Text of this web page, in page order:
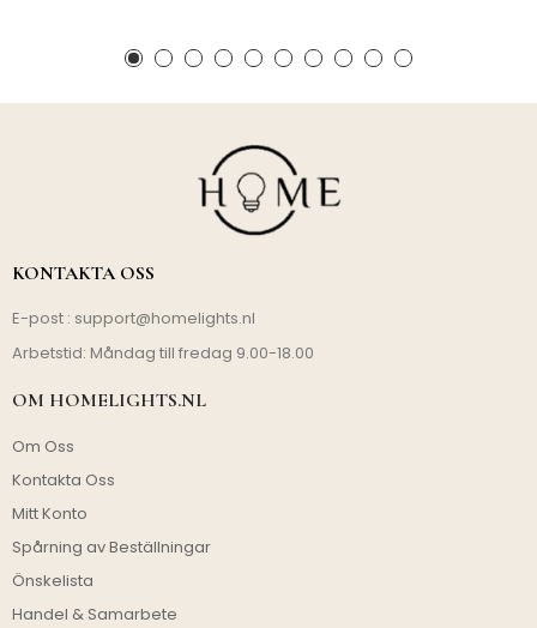
KONTAKTA OSS
E-post : support@homelights.nl
Arbetstid: Måndag till fredag 9.00-18.00
OM HOMELIGHTS.NL
Om Oss
Kontakta Oss
Mitt Konto
Spårning av Beställningar
Önskelista
Handel & Samarbete